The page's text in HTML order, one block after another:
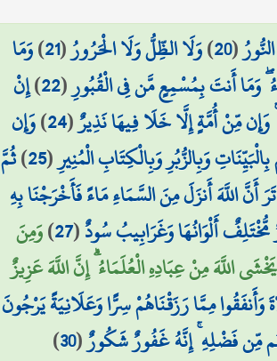
(
20
)وَلَا الظِّلُّ وَلَا الْحَرُورُ(
21
)وَمَا
وَمَا أَنتَ بِمُسْمِعٍ مَّن فِي الْقُبُورِ(
22
)إِنْ
وَإِن مِّنْ أُمَّةٍ إِلَّا خَلَا فِيهَا نَذِيرٌ(
24
)وَإِن
وَبِالزُّبُرِ وَبِالْكِتَابِ الْمُنِيرِ(
25
)ثُمَّ
أَنَّ اللَّهَ أَنزَلَ مِنَ السَّمَاءِ مَاءً فَأَخْرَجْنَا بِهِ
أَلْوَانُهَا وَغَرَابِيبُ سُودٌ(
27
)وَمِنَ
اللَّهَ مِنْ عِبَادِهِ الْعُلَمَاءُ ۗ إِنَّ اللَّهَ عَزِيزٌ
وَأَنفَقُوا مِمَّا رَزَقْنَاهُمْ سِرًّا وَعَلَانِيَةً يَرْجُونَ
مِّن فَضْلِهِ ۚ إِنَّهُ غَفُورٌ شَكُورٌ(
30
)